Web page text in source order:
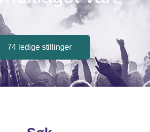
74 ledige stillinger